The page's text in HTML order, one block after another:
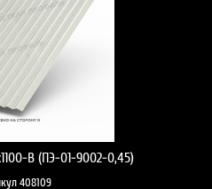
B (ПЭ-01-9002-0,45)
408109